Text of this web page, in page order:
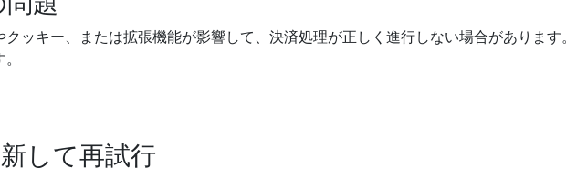
クッキー、または拡張機能が影響して、決済処理が正しく進行しない場合がありま
して再試行